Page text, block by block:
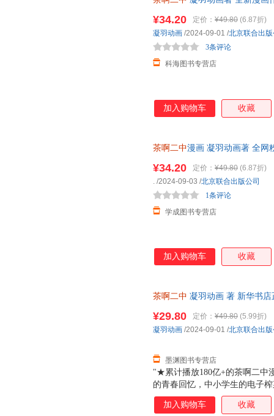
¥34.20 定价： ¥49.80 (6.87折)
科海图书专营店
3条评论
凝羽动画 /2024-09-01 /北京联合出
加入购物车 收藏
茶啊二中漫画 凝羽动画著 全网
¥34.20 定价： ¥49.80 (6.87折)
学成图书专营店
1条评论
. /2024-09-03 /北京联合出版公司
加入购物车 收藏
茶啊二中 凝羽动画 著 新华书
"★累计播放180亿+的茶啊二中
的青春回忆，中小学生的电子
像校园生活的我们，每个人都
售价！用漫画传递快乐的力量
¥29.80 定价： ¥49.80 (5.99折)
墨渊图书专营店
凝羽动画 /2024-09-01 /北京联合出
加入购物车 收藏